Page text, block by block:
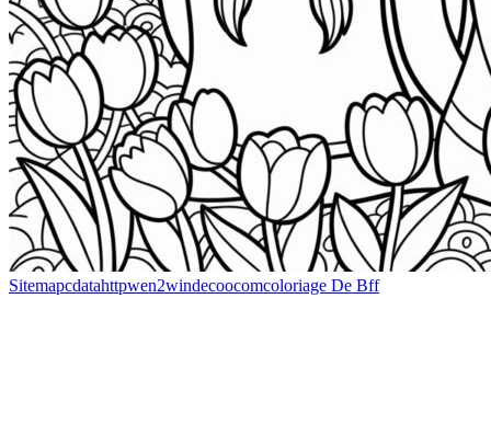
Sitemapcdatahttpwen2windecoocomcoloriage De Bff